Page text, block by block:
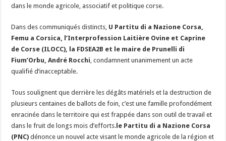
o
k
m h
at
n
k
r
t
er
dans le monde agricole, associatif et politique corse.
Dans des communiqués distincts, U Partitu di a Nazione Corsa,
Femu a Corsica, l’Interprofession Laitière Ovine et Caprine
de Corse (ILOCC), la FDSEA2B et le maire de Prunelli di
Fium’Orbu, André Rocchi , condamnent unanimement un acte
qualifié d’inacceptable.
Tous soulignent que derrière les dégâts matériels et la destruction de
plusieurs centaines de ballots de foin, c’est une famille profondément
enracinée dans le territoire qui est frappée dans son outil de travail et
dans le fruit de longs mois d’efforts. le Partitu di a Nazione Corsa
(PNC)dénonce un nouvel acte visant le monde agricole de la région et